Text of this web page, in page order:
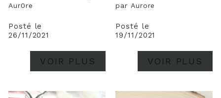
Aur0re
Posté le
26/11/2021
VOIR PLUS
par Aurore
Posté le
19/11/2021
VOIR PLUS